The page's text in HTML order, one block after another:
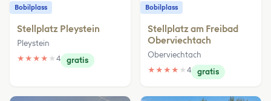
Bobilplass
Stellplatz Pleystein
Pleystein
★ ★ ★ ★ ★ 4 gratis
Bobilplass
Stellplatz am Freibad
Oberviechtach
Oberviechtach
★ ★ ★ ★ ★ 4 gratis